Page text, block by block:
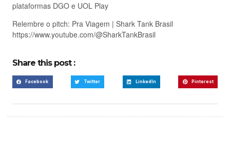
plataformas DGO e UOL Play
Relembre o pitch: Pra Viagem | Shark Tank Brasil
https://www.youtube.com/@SharkTankBrasil
Share this post :
Facebook Twitter LinkedIn Pinterest